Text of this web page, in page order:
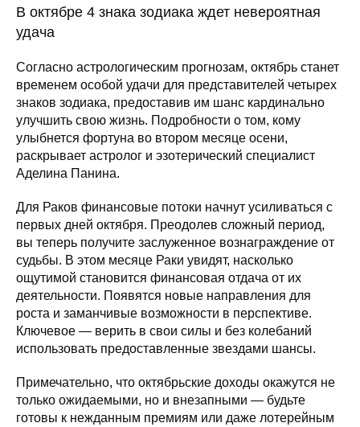
В октябре 4 знака зодиака ждет невероятная
удача
Согласно астрологическим прогнозам, октябрь станет
временем особой удачи для представителей четырех
знаков зодиака, предоставив им шанс кардинально
улучшить свою жизнь. Подробности о том, кому
улыбнется фортуна во втором месяце осени,
раскрывает астролог и эзотерический специалист
Аделина Панина.
Для Раков финансовые потоки начнут усиливаться с
первых дней октября. Преодолев сложный период,
вы теперь получите заслуженное вознаграждение от
судьбы. В этом месяце Раки увидят, насколько
ощутимой становится финансовая отдача от их
деятельности. Появятся новые направления для
роста и заманчивые возможности в перспективе.
Ключевое — верить в свои силы и без колебаний
использовать предоставленные звездами шансы.
Примечательно, что октябрьские доходы окажутся не
только ожидаемыми, но и внезапными — будьте
готовы к нежданным премиям или даже лотерейным